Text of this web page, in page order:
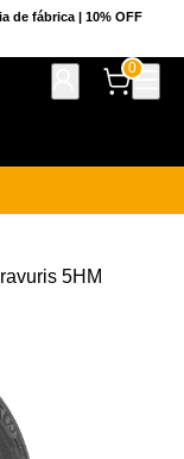
de fábrica | 10% OFF
0
5HM